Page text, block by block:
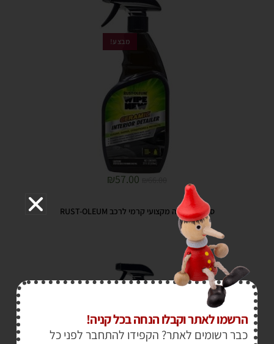
מבצע!
₪57.00
ספריי הברקה מקצועי קרמי לרכב RUST-OLEUM
הרשמו לאתר וקבלו הנחה בכל קניה!
כבר רשומים לאתר? הקפידו להתחבר לפני כל